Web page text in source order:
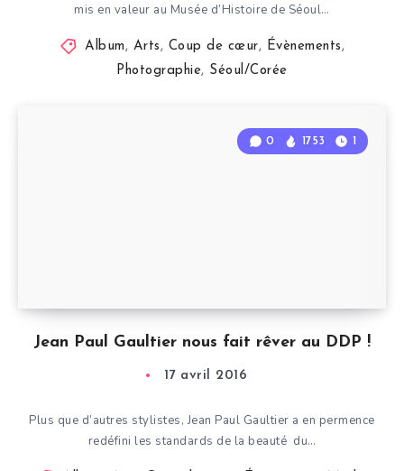
mis en valeur au Musée d’Histoire de Séoul…
Album, Arts, Coup de cœur, Évènements,
Photographie, Séoul/Corée
Jean Paul Gaultier nous fait rêver au DDP !
0 1753 1
17 avril 2016
Plus que d’autres stylistes, Jean Paul Gaultier a en permence
redéfini les standards de la beauté du…